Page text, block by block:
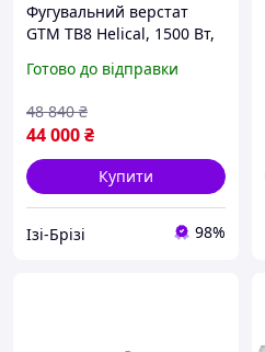
Фугувальний верстат
GTM TB8 Helical, 1500 Вт,
10000 об/хв IZI
Готово до відправки
44 000₴
48 840 ₴
Купити
Ізі-Брізі 98%